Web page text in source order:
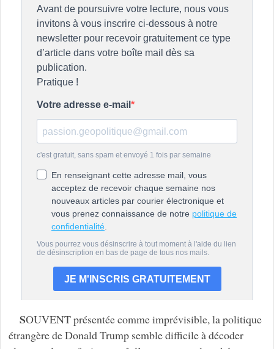
SOUVENT présentée comme imprévisible, la politique
étrangère de Donald Trump semble difficile à décoder